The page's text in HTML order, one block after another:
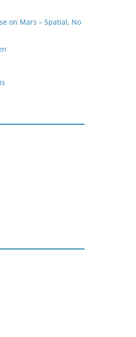
on Mars – Spatial, No